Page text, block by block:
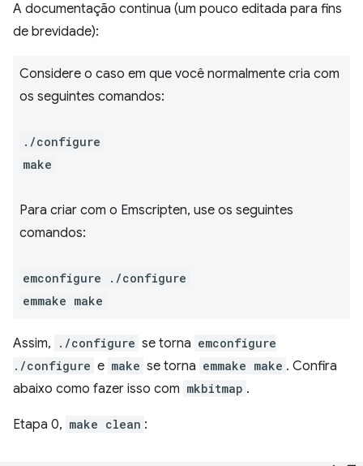
A documentação continua (um pouco editada para fins
de brevidade):
Considere o caso em que você normalmente cria com
os seguintes comandos:
./configure
make
Para criar com o Emscripten, use os seguintes
comandos:
emconfigure ./configure
emmake make
Assim, ./configure se torna emconfigure
./configure e make se torna emmake make . Confira
abaixo como fazer isso com mkbitmap .
Etapa 0, make clean :